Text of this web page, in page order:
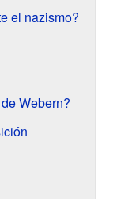
el nazismo?
Webern?